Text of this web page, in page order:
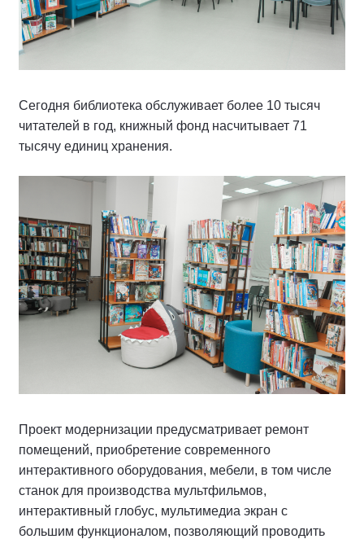
Сегодня библиотека обслуживает более 10 тысяч
читателей в год, книжный фонд насчитывает 71
тысячу единиц хранения.
Проект модернизации предусматривает ремонт
помещений, приобретение современного
интерактивного оборудования, мебели, в том числе
станок для производства мультфильмов,
интерактивный глобус, мультимедиа экран с
большим функционалом, позволяющий проводить